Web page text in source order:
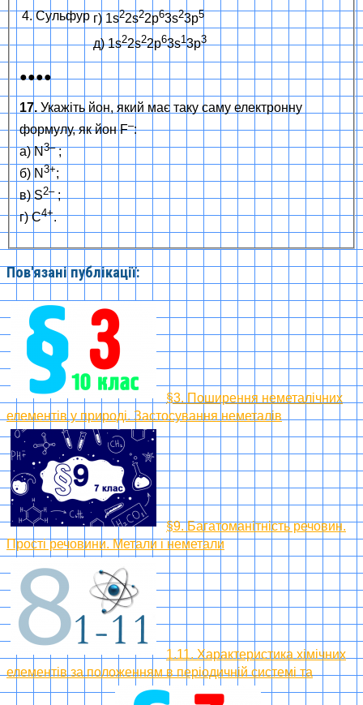
4. Сульфур г) 1s22s22p63s23p5
д) 1s22s22p63s13p3
●●●●
17. Укажіть йон, який має таку саму електронну
формулу, як йон F–:
а) N3–;
б) N 3+;
в) S2–;
г) C4+.
Пов'язані публікації:
§3. Поширення неметалічних
елементів у природі. Застосування неметалів
§9. Багатоманітність речовин.
Прості речовини. Метали і неметали
1.11. Характеристика хімічних
елементів за положенням в періодичній системі та